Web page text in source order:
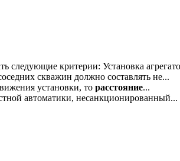
следующие критерии: Установка
скважин должно составлять не...
установки, то расстояние...
автоматики, несанкционированный...